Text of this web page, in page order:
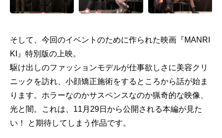
そして、今回のイベントのために作られた映画『MANRI
KI』特別版の上映。
駆け出しのファッションモデルが仕事欲しさに美容クリ
ニックを訪れ、小顔矯正施術をするところから話が始ま
ります。ホラーなのかサスペンスなのか猟奇的な映像、
光と闇。これは、11月29日から公開される本編が見た
い！ と期待してしまう作品です。